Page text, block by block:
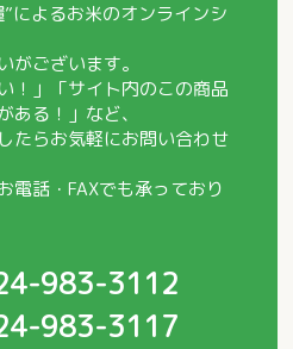
”によるお米のオンラインシ
がございます。
！」「サイト内のこの商品
ある！」など、
たらお気軽にお問い合わせ
電話・FAXでも承っており
983-3112
983-3117